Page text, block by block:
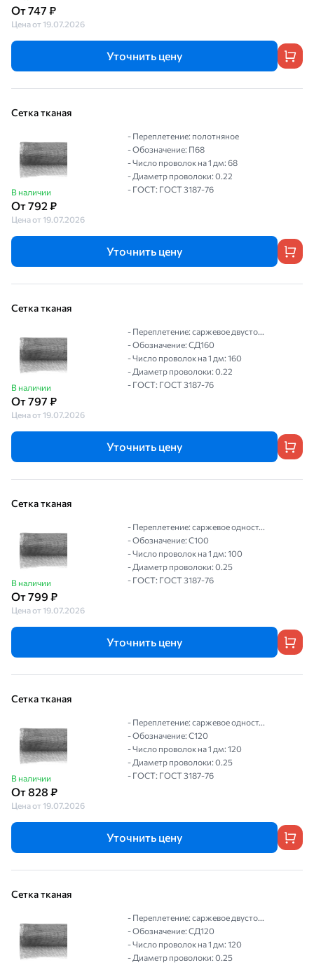
От 747 ₽
Цена от 19.07.2026
Уточнить цену
Сетка тканая
В наличии
От 792 ₽
Цена от 19.07.2026
- Переплетение: полотняное
- Обозначение: П68
- Число проволок на 1 дм: 68
- Диаметр проволоки: 0.22
- ГОСТ: ГОСТ 3187-76
Уточнить цену
Сетка тканая
В наличии
От 797 ₽
Цена от 19.07.2026
- Переплетение: саржевое двусто...
- Обозначение: СД160
- Число проволок на 1 дм: 160
- Диаметр проволоки: 0.22
- ГОСТ: ГОСТ 3187-76
Уточнить цену
Сетка тканая
В наличии
От 799 ₽
Цена от 19.07.2026
- Переплетение: саржевое одност...
- Обозначение: С100
- Число проволок на 1 дм: 100
- Диаметр проволоки: 0.25
- ГОСТ: ГОСТ 3187-76
Уточнить цену
Сетка тканая
В наличии
От 828 ₽
Цена от 19.07.2026
- Переплетение: саржевое одност...
- Обозначение: С120
- Число проволок на 1 дм: 120
- Диаметр проволоки: 0.25
- ГОСТ: ГОСТ 3187-76
Уточнить цену
Сетка тканая
- Переплетение: саржевое двусто...
- Обозначение: СД120
- Число проволок на 1 дм: 120
- Диаметр проволоки: 0.25